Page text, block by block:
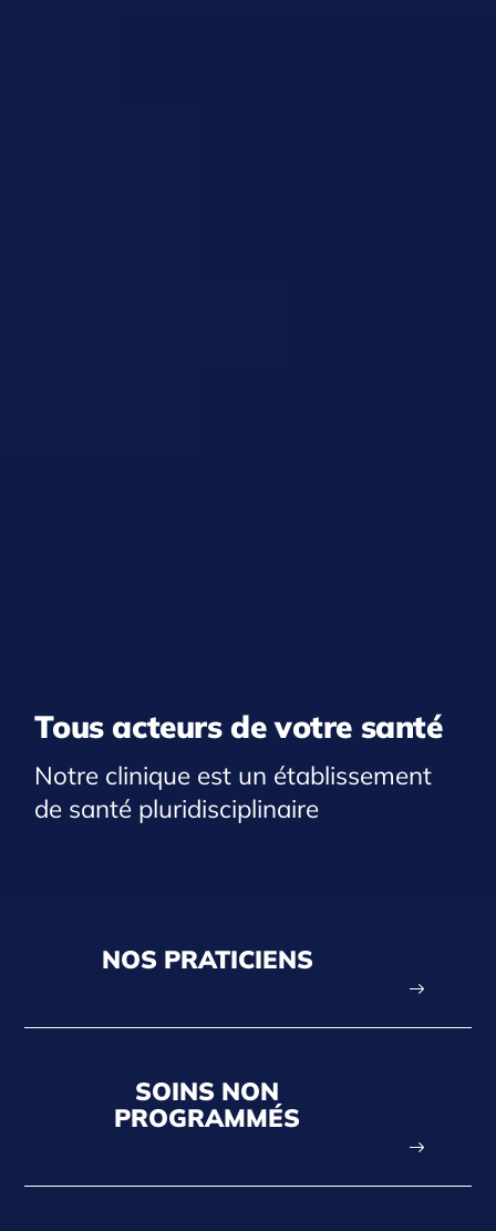
Tous acteurs de votre santé
Notre clinique est un établissement
de santé pluridisciplinaire
NOS PRATICIENS
SOINS NON
PROGRAMMÉS